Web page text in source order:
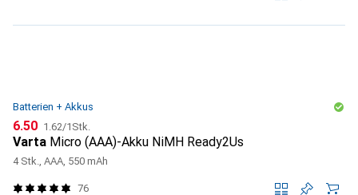
Batterien + Akkus
CHF
6.50 CHF
1.62/1Stk.
Varta Micro (AAA)-Akku NiMH Ready2Us
4 Stk., AAA, 550 mAh
76